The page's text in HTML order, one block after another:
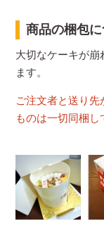
商品の梱包
大切なケーキが崩
ます。
ご注文者と送り
ものは一切同梱し